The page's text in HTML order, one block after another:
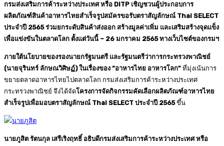
กรมส่งเสริมการค้าระหว่างประเทศ หรือ DITP เชิญชวนผู้ประกอบการ
ผลิตภัณฑ์สินค้าอาหารไทยสำเร็จรูปสมัครขอรับตราสัญลักษณ์ Thai SELECT
ประจำปี 2565 ร่วมยกระดับสินค้าส่งออก สร้างมูลค่าเพิ่ม และเสริมสร้างจุดแข็ง
เพื่อแข่งขันในตลาดโลก ตั้งแต่วันนี้ – 26 มกราคม 2565 ทางเว็บไซต์ของกรมฯ
ภายใต้นโยบายของรองนายกรัฐมนตรี และรัฐมนตรีว่าการกระทรวงพาณิชย์
(นายจุรินทร์ ลักษณวิศิษฏ์) ในเรื่องของ “อาหารไทย อาหารโลก” ที่มุ่งเน้นการ
ขยายตลาดอาหารไทยไปตลาดโลก กรมส่งเสริมการค้าระหว่างประเทศ
กระทรวงพาณิชย์ จึงได้จัดโครงการจัดกิจกรรมคัดเลือกผลิตภัณฑ์อาหารไทย
สำเร็จรูปเพื่อมอบตราสัญลักษณ์ Thai SELECT ประจำปี 2565ขึ้น
นายภูสิต รัตนกุล เสรีเริงฤทธิ์ อธิบดีกรมส่งเสริมการค้าระหว่างประเทศ หรือ